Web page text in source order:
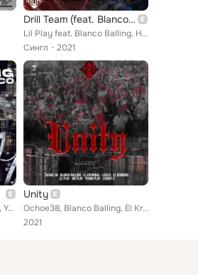
Drill Team (feat. Blanco Balling & Hot Boi Weez)
Lil Play feat. Blanco Balling, Hot Boi Weez
Сингл
2021
Blanco Balling feat. Lil Play, Young Play
Unity
Ochoe38, Blanco Balling, El Kryminal, Loco C, El Demonio, Lil Play, Big Play, Young Play, Looney G
2021